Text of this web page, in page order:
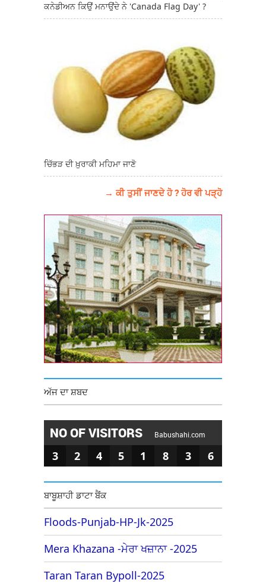
ਕਨੇਡੀਅਨ ਕਿਉਂ ਮਨਾਉਂਦੇ ਨੇ 'Canada Flag Day' ?
ਚਿੱਭੜ ਦੀ ਖ਼ੁਰਾਕੀ ਮਹਿਮਾ ਜਾਣੋ
→ ਕੀ ਤੁਸੀਂ ਜਾਣਦੇ ਹੋ ? ਹੋਰ ਵੀ ਪੜ੍ਹੋ
ਅੱਜ ਦਾ ਸ਼ਬਦ
NO OF VISITORS Babushahi.com
3 2 4 5 1 8 3 6
ਬਾਬੂਸ਼ਾਹੀ ਡਾਟਾ ਬੈਂਕ
Floods-Punjab-HP-Jk-2025
Mera Khazana -ਮੇਰਾ ਖਜ਼ਾਨਾ -2025
Taran Taran Bypoll-2025